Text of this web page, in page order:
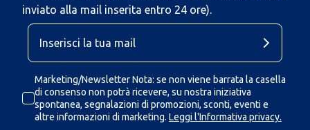
inviato alla mail inserita entro 24 ore).
Marketing/Newsletter Nota: se non viene barrata la casella
di consenso non potrà ricevere, su nostra iniziativa
spontanea, segnalazioni di promozioni, sconti, eventi e
altre informazioni di marketing. Leggi l'Informativa privacy.